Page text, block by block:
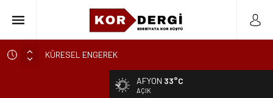
KÜRESEL ENGEREK
YUVANIN TA KENDİSİ
AFYON 33°C
AÇIK